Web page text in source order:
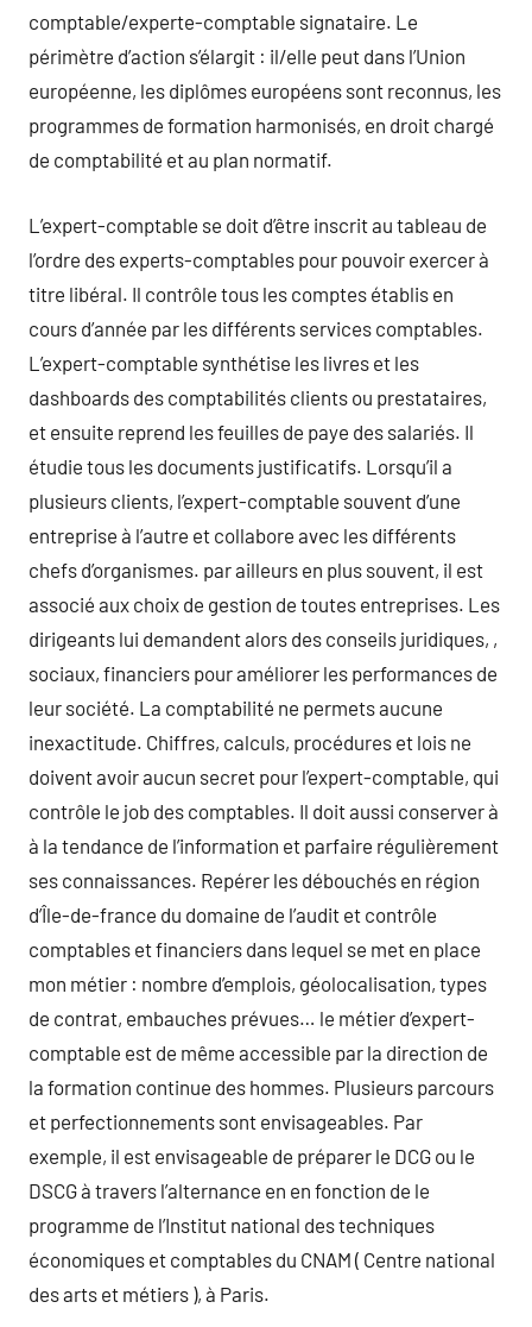
comptable/experte-comptable signataire. Le
périmètre d’action s’élargit : il/elle peut dans l’Union
européenne, les diplômes européens sont reconnus, les
programmes de formation harmonisés, en droit chargé
de comptabilité et au plan normatif.
L’expert-comptable se doit d’être inscrit au tableau de
l’ordre des experts-comptables pour pouvoir exercer à
titre libéral. Il contrôle tous les comptes établis en
cours d’année par les différents services comptables.
L’expert-comptable synthétise les livres et les
dashboards des comptabilités clients ou prestataires,
et ensuite reprend les feuilles de paye des salariés. Il
étudie tous les documents justificatifs. Lorsqu’il a
plusieurs clients, l’expert-comptable souvent d’une
entreprise à l’autre et collabore avec les différents
chefs d’organismes. par ailleurs en plus souvent, il est
associé aux choix de gestion de toutes entreprises. Les
dirigeants lui demandent alors des conseils juridiques, ,
sociaux, financiers pour améliorer les performances de
leur société. La comptabilité ne permets aucune
inexactitude. Chiffres, calculs, procédures et lois ne
doivent avoir aucun secret pour l’expert-comptable, qui
contrôle le job des comptables. Il doit aussi conserver à
à la tendance de l’information et parfaire régulièrement
ses connaissances. Repérer les débouchés en région
d’Île-de-france du domaine de l’audit et contrôle
comptables et financiers dans lequel se met en place
mon métier : nombre d’emplois, géolocalisation, types
de contrat, embauches prévues… le métier d’expert-
comptable est de même accessible par la direction de
la formation continue des hommes. Plusieurs parcours
et perfectionnements sont envisageables. Par
exemple, il est envisageable de préparer le DCG ou le
DSCG à travers l’alternance en en fonction de le
programme de l’Institut national des techniques
économiques et comptables du CNAM ( Centre national
des arts et métiers ), à Paris.